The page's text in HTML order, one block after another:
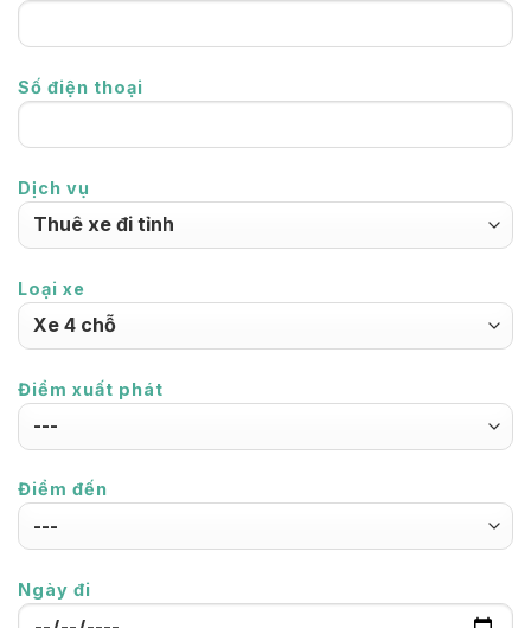
Số điện thoại
Dịch vụ
Loại xe
Điểm xuất phát
Điểm đến
Ngày đi